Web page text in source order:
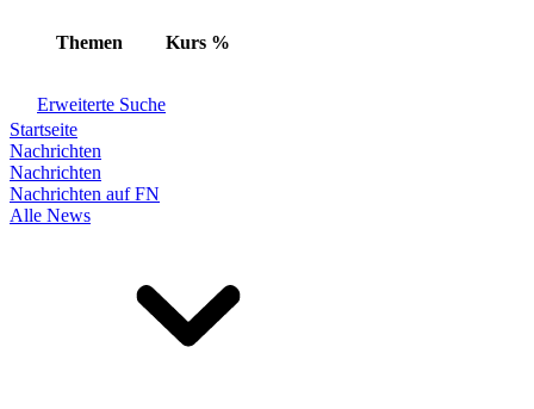
Themen Kurs %
Erweiterte Suche
Startseite
Nachrichten
Nachrichten
Nachrichten auf FN
Alle News